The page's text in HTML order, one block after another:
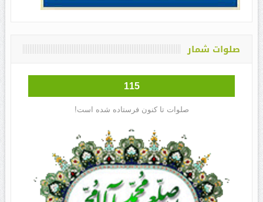
صلوات شمار
115
صلوات تا کنون فرستاده شده است!